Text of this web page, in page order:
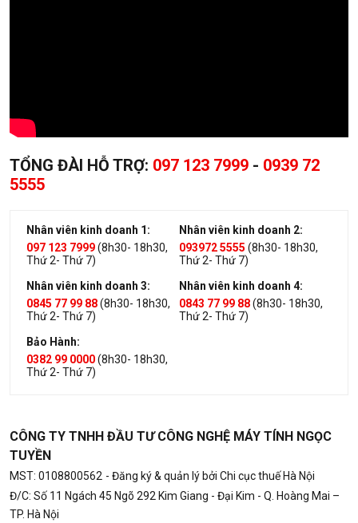
TỔNG ĐÀI HỖ TRỢ: 097 123 7999 - 0939 72
5555
Nhân viên kinh doanh 1:
097 123 7999(8h30- 18h30,
Thứ 2- Thứ 7)
Nhân viên kinh doanh 2:
093972 5555 (8h30- 18h30,
Thứ 2- Thứ 7)
Nhân viên kinh doanh 3:
0845 77 99 88(8h30- 18h30,
Thứ 2- Thứ 7)
Nhân viên kinh doanh 4:
0843 77 99 88(8h30- 18h30,
Thứ 2- Thứ 7)
Bảo Hành:
0382 99 0000(8h30- 18h30,
Thứ 2- Thứ 7)
CÔNG TY TNHH ĐẦU TƯ CÔNG NGHỆ MÁY TÍNH NGỌC
TUYỀN
MST: 0108800562 - Đăng ký & quản lý bởi Chi cục thuế Hà Nội
Đ/C: Số 11 Ngách 45 Ngõ 292 Kim Giang - Đại Kim - Q. Hoàng Mai –
TP. Hà Nội